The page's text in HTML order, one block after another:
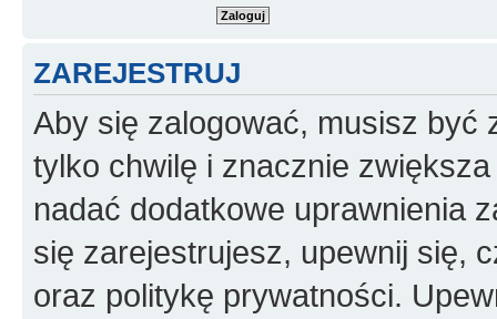
ZAREJESTRUJ
Aby się zalogować, musisz być
tylko chwilę i znacznie
nadać dodatkowe uprawnienia
się zarejestrujesz, upewnij się,
oraz politykę prywatności.